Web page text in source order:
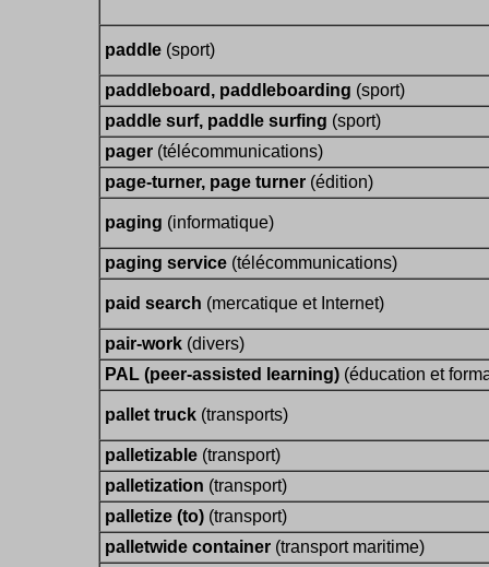
paddle (sport)
paddleboard, paddleboarding (sport)
paddle surf, paddle surfing (sport)
pager (télécommunications)
page-turner, page turner (édition)
paging (informatique)
paging service (télécommunications)
paid search (mercatique et Internet)
pair-work (divers)
PAL (peer-assisted learning) (éducation et
pallet truck (transports)
palletizable (transport)
palletization (transport)
palletize (to) (transport)
palletwide container (transport maritime)